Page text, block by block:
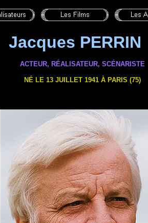
Jacques PERRIN
ACTEUR, RÉALISATEUR, SCÉNARISTE
NÉ LE 13 JUILLET 1941 À PARIS (75)